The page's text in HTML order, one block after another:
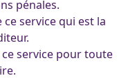
pénales.
service qui est la
service pour toute
droits réservés.